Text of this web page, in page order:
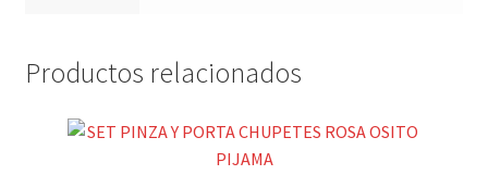
Productos relacionados